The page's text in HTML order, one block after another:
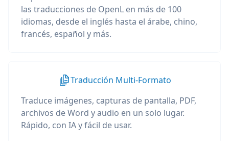
las traducciones de OpenL en más de 100
idiomas, desde el inglés hasta el árabe, chino,
francés, español y más.
Traducción Multi-Formato
Traduce imágenes, capturas de pantalla, PDF,
archivos de Word y audio en un solo lugar.
Rápido, con IA y fácil de usar.